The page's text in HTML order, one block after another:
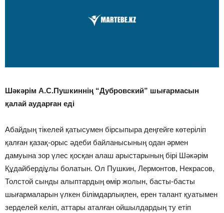
Шәкәрім А.С.Пушкиннің “Дубровский” шығармасын
қалай аударған еді
Абайдың тікелей қатысумен бірсыпыра деңгейге көтеріліп
қалған қазақ-орыс әдеби байланысының одан әрмен
дамуына зор үлес қосқан алаш арыстарының бірі Шәкәрім
Құдайбердіұлы болатын. Ол Пушкин, Лермонтов, Некрасов,
Толстой сынды алыптардың өмір жолын, басты-басты
шығармаларын үлкен білімдарлықпен, ерен талант қуатымен
зерделей келіп, аттары аталған ойшылдардың ту етіп